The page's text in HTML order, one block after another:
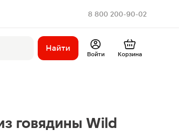
8 800 200-90-02
Найти
Войти Корзина
говядины Wild